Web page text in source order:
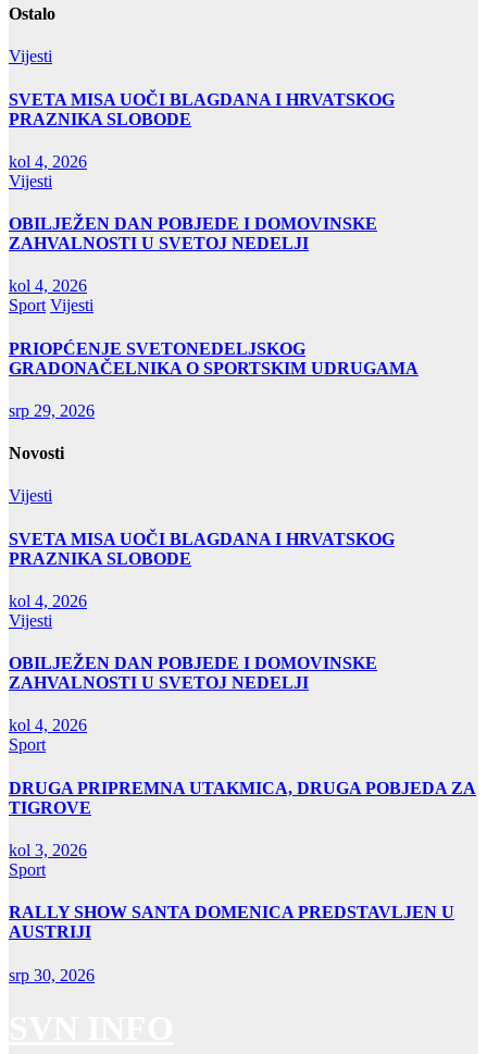
Ostalo
Vijesti
SVETA MISA UOČI BLAGDANA I HRVATSKOG
PRAZNIKA SLOBODE
kol 4, 2026
Vijesti
OBILJEŽEN DAN POBJEDE I DOMOVINSKE
ZAHVALNOSTI U SVETOJ NEDELJI
kol 4, 2026
Sport Vijesti
PRIOPĆENJE SVETONEDELJSKOG
GRADONAČELNIKA O SPORTSKIM UDRUGAMA
srp 29, 2026
Novosti
Vijesti
SVETA MISA UOČI BLAGDANA I HRVATSKOG
PRAZNIKA SLOBODE
kol 4, 2026
Vijesti
OBILJEŽEN DAN POBJEDE I DOMOVINSKE
ZAHVALNOSTI U SVETOJ NEDELJI
kol 4, 2026
Sport
DRUGA PRIPREMNA UTAKMICA, DRUGA POBJEDA ZA
TIGROVE
kol 3, 2026
Sport
RALLY SHOW SANTA DOMENICA PREDSTAVLJEN U
AUSTRIJI
srp 30, 2026